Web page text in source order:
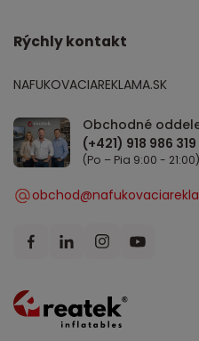
Rýchly kontakt
NAFUKOVACIAREKLAMA.SK
Obchodné
(Po – Pia 9:00 - 21:00)